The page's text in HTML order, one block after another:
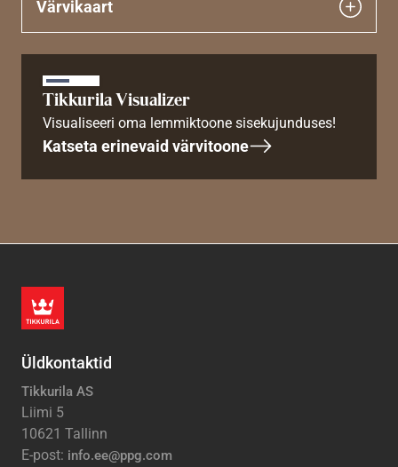
Värvikaart
Tikkurila Visualizer
Visualiseeri oma lemmiktoone sisekujunduses!
Katseta erinevaid värvitoone
Üldkontaktid
Tikkurila AS
Liimi 5
10621 Tallinn
E-post: info.ee@ppg.com